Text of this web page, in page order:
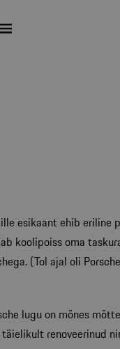
esikaant ehib eriline
koolipoiss oma
(Tol ajal oli
lugu on mõnes
renoveerinud